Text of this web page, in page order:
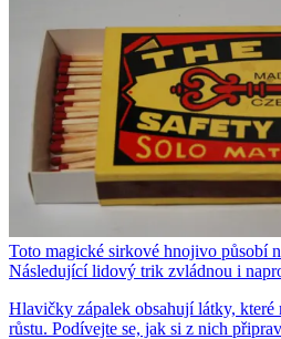
Toto magické sirkové hnojivo působí
Následující lidový trik zvládnou i
Hlavičky zápalek obsahují látky,
růstu. Podívejte se, jak si z nich